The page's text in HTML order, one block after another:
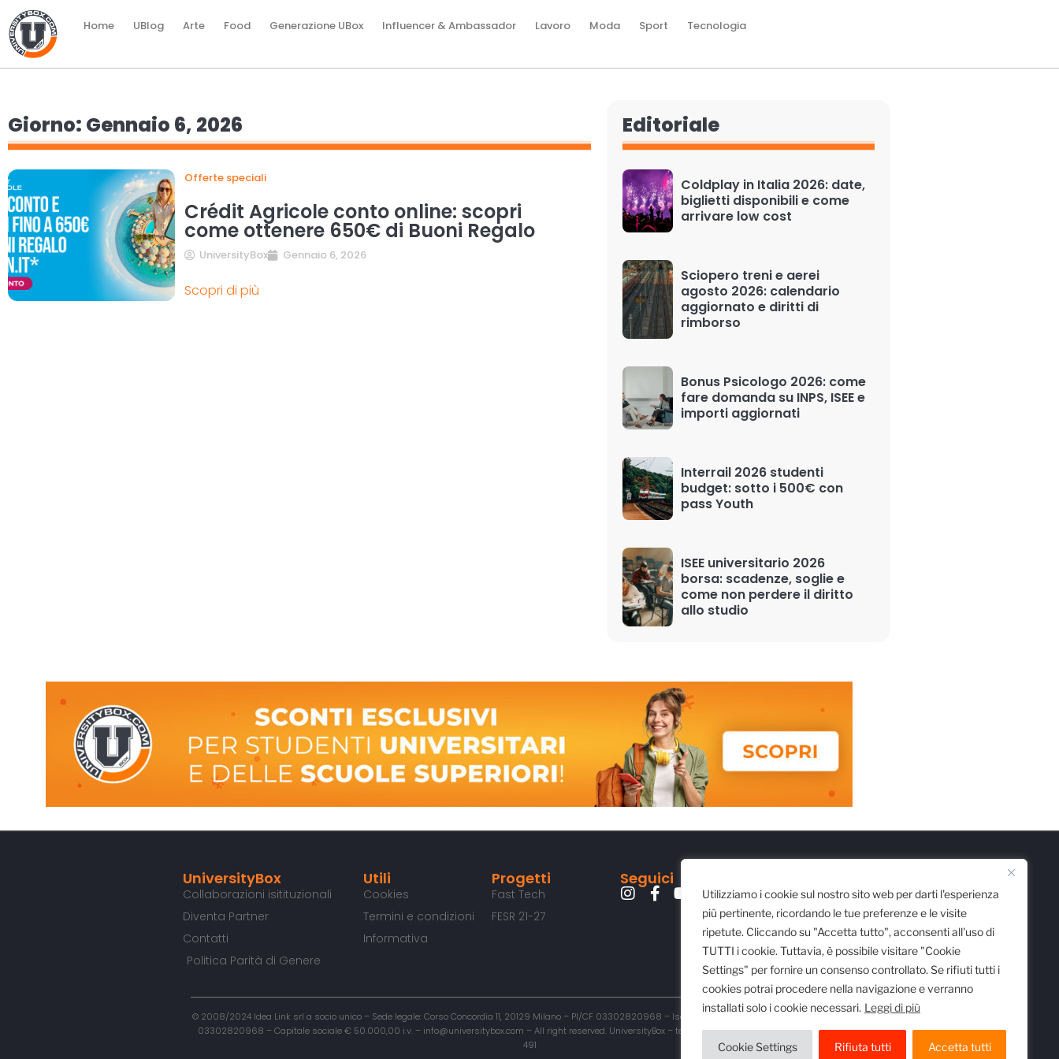
Utilizziamo i cookie sul nostro sito web per darti l'esperienza
più pertinente, ricordando le tue preferenze e le visite
ripetute. Cliccando su "Accetta tutto", acconsenti all'uso di
TUTTI i cookie. Tuttavia, è possibile visitare "Cookie
Settings" per fornire un consenso controllato. Se rifiuti tutti i
cookies potrai procedere nella navigazione e verranno
installati solo i cookie necessari. Leggi di più
Cookie Settings Rifiuta tutti Accetta tutti
Home UBlog Arte Food Generazione UBox Influencer & Ambassador Lavoro Moda Sport Tecnologia
Giorno: Gennaio 6, 2026
Offerte speciali
Crédit Agricole conto online: scopri
come ottenere 650€ di Buoni Regalo
UniversityBox Gennaio 6, 2026
Scopri di più
Editoriale
Coldplay in Italia 2026: date,
biglietti disponibili e come
arrivare low cost
Sciopero treni e aerei
agosto 2026: calendario
aggiornato e diritti di
rimborso
Bonus Psicologo 2026: come
fare domanda su INPS, ISEE e
importi aggiornati
Interrail 2026 studenti
budget: sotto i 500€ con
pass Youth
ISEE universitario 2026
borsa: scadenze, soglie e
come non perdere il diritto
allo studio
UniversityBox
Collaborazioni isitituzionali
Diventa Partner
Contatti
Politica Parità di Genere
Utili
Cookies
Termini e condizioni
Informativa
Progetti
Fast Tech
FESR 21-27
Seguici
© 2008/2024 Idea Link srl a socio unico – Sede legale: Corso Concordia 11, 20129 Milano – PI/CF 03302820968 – Iscritta al registro delle imprese di Milano al n.
03302820968 – Capitale sociale € 50.000,00 i.v. – info@universitybox.com – All right reserved. UniversityBox – testata registrata al Tribunale di Milano al n.
491